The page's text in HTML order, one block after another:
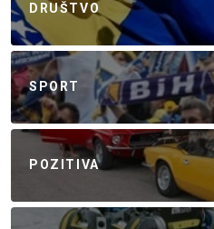
DRUŠTVO
SPORT
POZITIVA